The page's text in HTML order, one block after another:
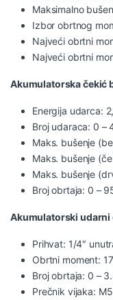
Maksimalno
Izbor obrtnog
Najveći obrtni
Najveći obrtni
Akumulatorska čekić
Energija udarca:
Broj udaraca: 0 –
Maks. bušenje
Maks. bušenje
Maks. bušenje
Broj obrtaja: 0 –
Akumulatorski udarni
Prihvat: 1/4″
Obrtni moment:
Broj obrtaja: 0 –
Prečnik vijaka: